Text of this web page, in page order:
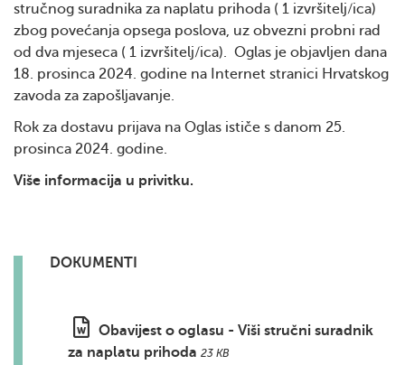
stručnog suradnika za naplatu prihoda ( 1 izvršitelj/ica)
zbog povećanja opsega poslova, uz obvezni probni rad
od dva mjeseca ( 1 izvršitelj/ica). Oglas je objavljen dana
18. prosinca 2024. godine na Internet stranici Hrvatskog
zavoda za zapošljavanje.
Rok za dostavu prijava na Oglas ističe s danom 25.
prosinca 2024. godine.
Više informacija u privitku.
DOKUMENTI
Obavijest o oglasu - Viši stručni suradnik
za naplatu prihoda 23 KB